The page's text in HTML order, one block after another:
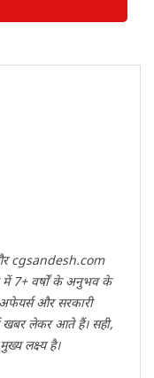
और cgsandesh.com
में 7+ वर्षों के अनुभव के
और सरकारी
खबर लेकर आते हैं। सही,
लक्ष्य है।